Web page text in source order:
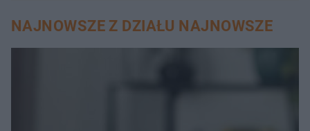
NAJNOWSZE Z DZIAŁU NAJNOWSZE